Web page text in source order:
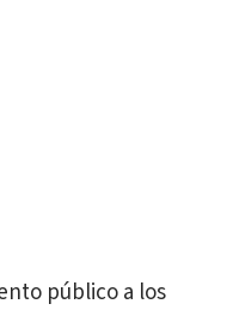
público a los